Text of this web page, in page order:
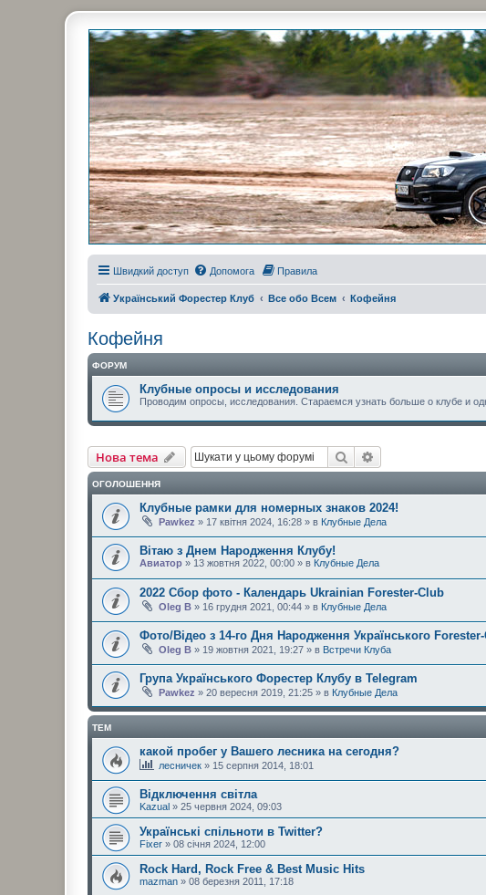
Украинский Форестер Клуб
Всеукраинский клуб владельцев Subaru Forester. Клубные покатушки на природе
Швидкий доступ Допомога Правила
Український Форестер Клуб Все обо Всем Кофейня
Кофейня
ФОРУМ
Клубные опросы и исследования
Проводим опросы, исследования. Стараемся узнать больше о клубе и
Нова тема Пошук
ОГОЛОШЕННЯ
Клубные рамки для номерных знаков 2024!
Pawkez » 17 квітня 2024, 16:28 » в Клубные Дела
Вітаю з Днем Народження Клубу!
Авиатор » 13 жовтня 2022, 00:00 » в Клубные Дела
2022 Сбор фото - Календарь Ukrainian Forester-Club
Oleg B » 16 грудня 2021, 00:44 » в Клубные Дела
Фото/Відео з 14-го Дня Народження Українського
Oleg B » 19 жовтня 2021, 19:27 » в Встречи Клуба
Група Українського Форестер Клубу в Telegram
Pawkez » 20 вересня 2019, 21:25 » в Клубные Дела
ТЕМ
какой пробег у Вашего лесника на сегодня?
лесничек » 15 серпня 2014, 18:01
Відключення світла
Kazual » 25 червня 2024, 09:03
Українські спільноти в Twitter?
Fixer » 08 січня 2024, 12:00
Rock Hard, Rock Free & Best Music Hits
mazman » 08 березня 2011, 17:18